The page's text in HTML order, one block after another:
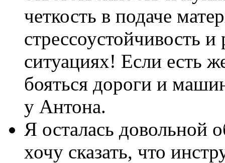
четкость в подаче
стрессоустойчивость
ситуациях! Если есть
бояться дороги и
у Антона.
Я осталась довольной
хочу сказать, что